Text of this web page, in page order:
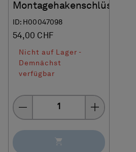
Montagehakenschlüssel
ID: H00047098
54,00 CHF
Nicht auf Lager -
Demnächst
verfügbar